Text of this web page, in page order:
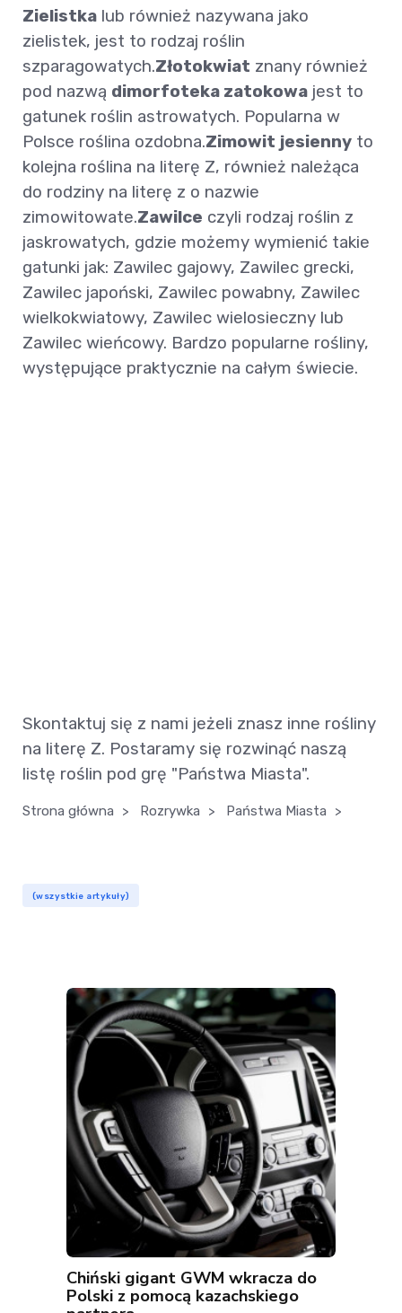
Zielistka lub również nazywana jako
zielistek, jest to rodzaj roślin
szparagowatych.Złotokwiat znany również
pod nazwą dimorfoteka zatokowa jest to
gatunek roślin astrowatych. Popularna w
Polsce roślina ozdobna.Zimowit jesienny to
kolejna roślina na literę Z, również należąca
do rodziny na literę z o nazwie
zimowitowate.Zawilce czyli rodzaj roślin z
jaskrowatych, gdzie możemy wymienić takie
gatunki jak: Zawilec gajowy, Zawilec grecki,
Zawilec japoński, Zawilec powabny, Zawilec
wielkokwiatowy, Zawilec wielosieczny lub
Zawilec wieńcowy. Bardzo popularne rośliny,
występujące praktycznie na całym świecie.
Skontaktuj się z nami jeżeli znasz inne rośliny
na literę Z. Postaramy się rozwinąć naszą
listę roślin pod grę "Państwa Miasta".
Strona główna > Rozrywka > Państwa Miasta >
(wszystkie artykuły)
Chiński gigant GWM wkracza do
Polski z pomocą kazachskiego